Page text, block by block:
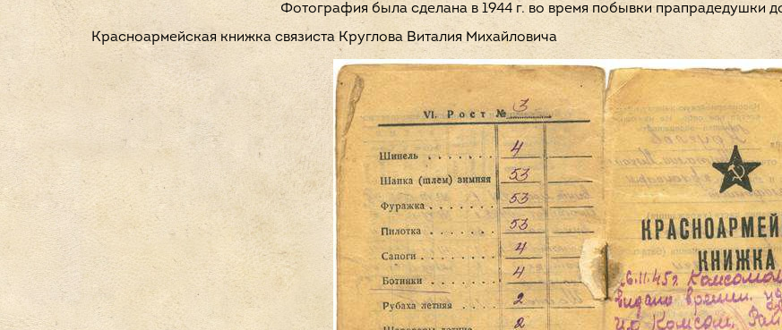
Фотография была сделана в 1944 г. во время побывки прапрадедушки
Красноармейская книжка связиста Круглова Виталия Михайловича